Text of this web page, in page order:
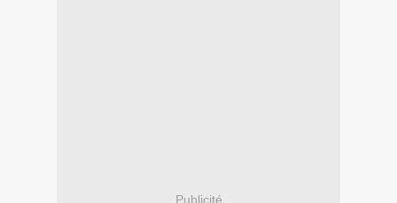
Publicité